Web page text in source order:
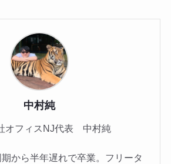
中村純
オフィスNJ代表 中村純
から半年遅れで卒業。フリータ